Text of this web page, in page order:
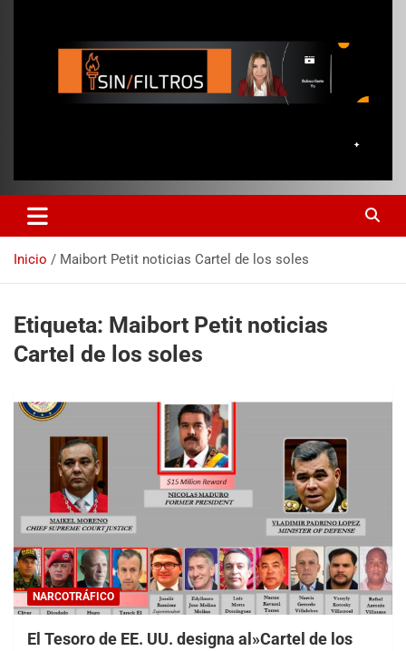
Inicio Maibort Petit noticias Cartel de los soles
Etiqueta: Maibort Petit noticias
Cartel de los soles
NARCOTRÁFICO
El Tesoro de EE. UU. designa al»Cartel de los